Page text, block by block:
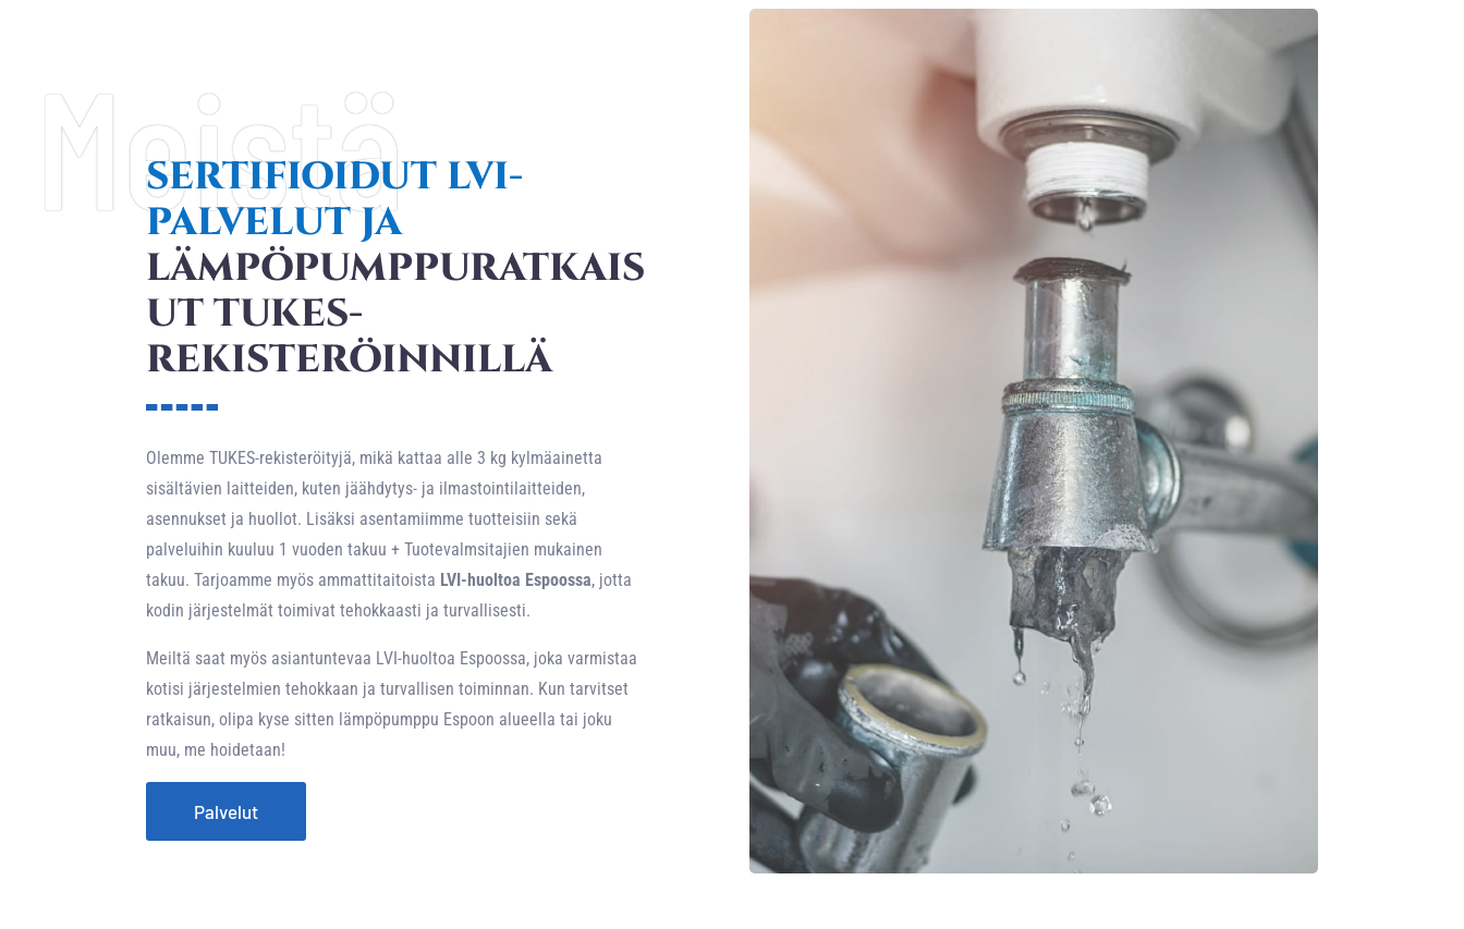
Meistä
SERTIFIOIDUT LVI-
PALVELUT JA
LÄMPÖPUMPPURATKAIS
UT TUKES-
REKISTERÖINNILLÄ
Olemme TUKES-rekisteröityjä, mikä kattaa alle 3 kg kylmäainetta
sisältävien laitteiden, kuten jäähdytys- ja ilmastointilaitteiden,
asennukset ja huollot. Lisäksi asentamiimme tuotteisiin sekä
palveluihin kuuluu 1 vuoden takuu + Tuotevalmsitajien mukainen
takuu. Tarjoamme myös ammattitaitoista LVI-huoltoa Espoossa, jotta
kodin järjestelmät toimivat tehokkaasti ja turvallisesti.
Meiltä saat myös asiantuntevaa LVI-huoltoa Espoossa, joka varmistaa
kotisi järjestelmien tehokkaan ja turvallisen toiminnan. Kun tarvitset
ratkaisun, olipa kyse sitten lämpöpumppu Espoon alueella tai joku
muu, me hoidetaan!
Palvelut